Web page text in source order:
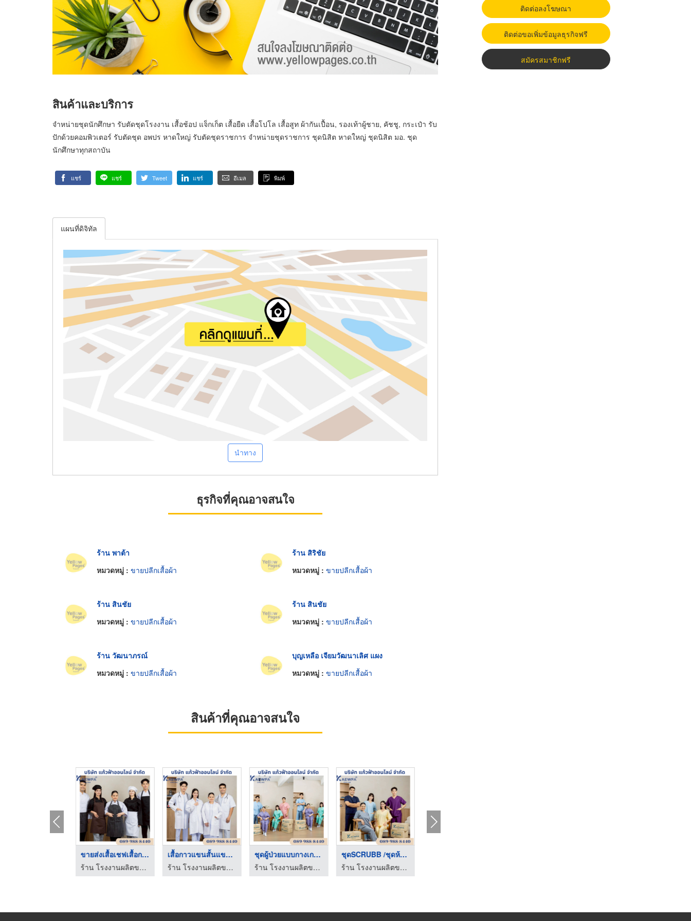
สินค้าและบริการ
จำหน่ายชุดนักศึกษา รับตัดชุดโรงงาน เสื้อช้อป แจ็กเก็ต เสื้อยืด เสื้อโปโล เสื้อสูท ผ้ากันเปื้อน, รองเท้าผู้ชาย, คัชชู, กระเป๋า รับ
ปักด้วยคอมพิวเตอร์ รับตัดชุด อพปร หาดใหญ่ รับตัดชุดราชการ จำหน่ายชุดราชการ ชุดนิสิต หาดใหญ่ ชุดนิสิต มอ. ชุด
นักศึกษาทุกสถาบัน
แชร์ แชร์ Tweet แชร์ อีเมล พิมพ์
แผนที่ดิจิทัล
นำทาง
ธุรกิจที่คุณอาจสนใจ
ร้าน พาต้า
หมวดหมู่ : ขายปลีกเสื้อผ้า
ร้าน สิริชัย
หมวดหมู่ : ขายปลีกเสื้อผ้า
ร้าน สินชัย
หมวดหมู่ : ขายปลีกเสื้อผ้า
ร้าน สินชัย
หมวดหมู่ : ขายปลีกเสื้อผ้า
ร้าน วัฒนาภรณ์
หมวดหมู่ : ขายปลีกเสื้อผ้า
บุญเหลือ เจียมวัฒนาเลิศ แผง
หมวดหมู่ : ขายปลีกเสื้อผ้า
สินค้าที่คุณอาจสนใจ
ขายส่งเสื้อเชฟเสื้อก ...
ร้าน โรงงานผลิตขายส่งชุดยูนิฟอร์ม - แก้วฟ้าออนไลน์ โบ๊เบ๊
เสื้อกาวแขนสั้นแขนยา ...
ร้าน โรงงานผลิตขายส่งชุดยูนิฟอร์ม - แก้วฟ้าออนไลน์ โบ๊เบ๊
ชุดผู้ป่วยแบบกางเกงย ...
ร้าน โรงงานผลิตขายส่งชุดยูนิฟอร์ม - แก้วฟ้าออนไลน์ โบ๊เบ๊
ชุดSCRUBB /ชุดห้องผ่ ...
ร้าน โรงงานผลิตขายส่งชุดยูนิฟอร์ม - แก้วฟ้าออนไลน์ โบ๊เบ๊
ติดต่อลงโฆษณา
ติดต่อขอเพิ่มข้อมูลธุรกิจฟรี
สมัครสมาชิกฟรี